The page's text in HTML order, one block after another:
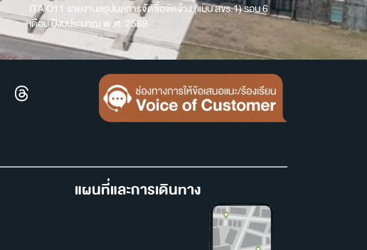
ITA O11 รายงานสรุปผลการจัดซื้อจัดจ้าง (แบบ สขร.1) รอบ 6
เดือน ปีงบประมาณ พ.ศ. 2569
แผนที่และการเดินทาง